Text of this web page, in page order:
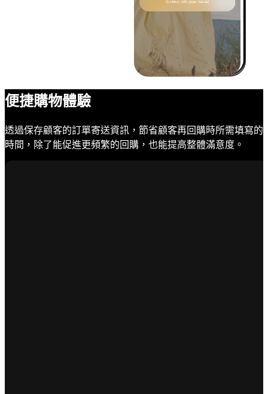
便捷購物體驗
透過保存顧客的訂單寄送資訊，節省顧客再回購時所需填寫的
時間，除了能促進更頻繁的回購，也能提高整體滿意度。